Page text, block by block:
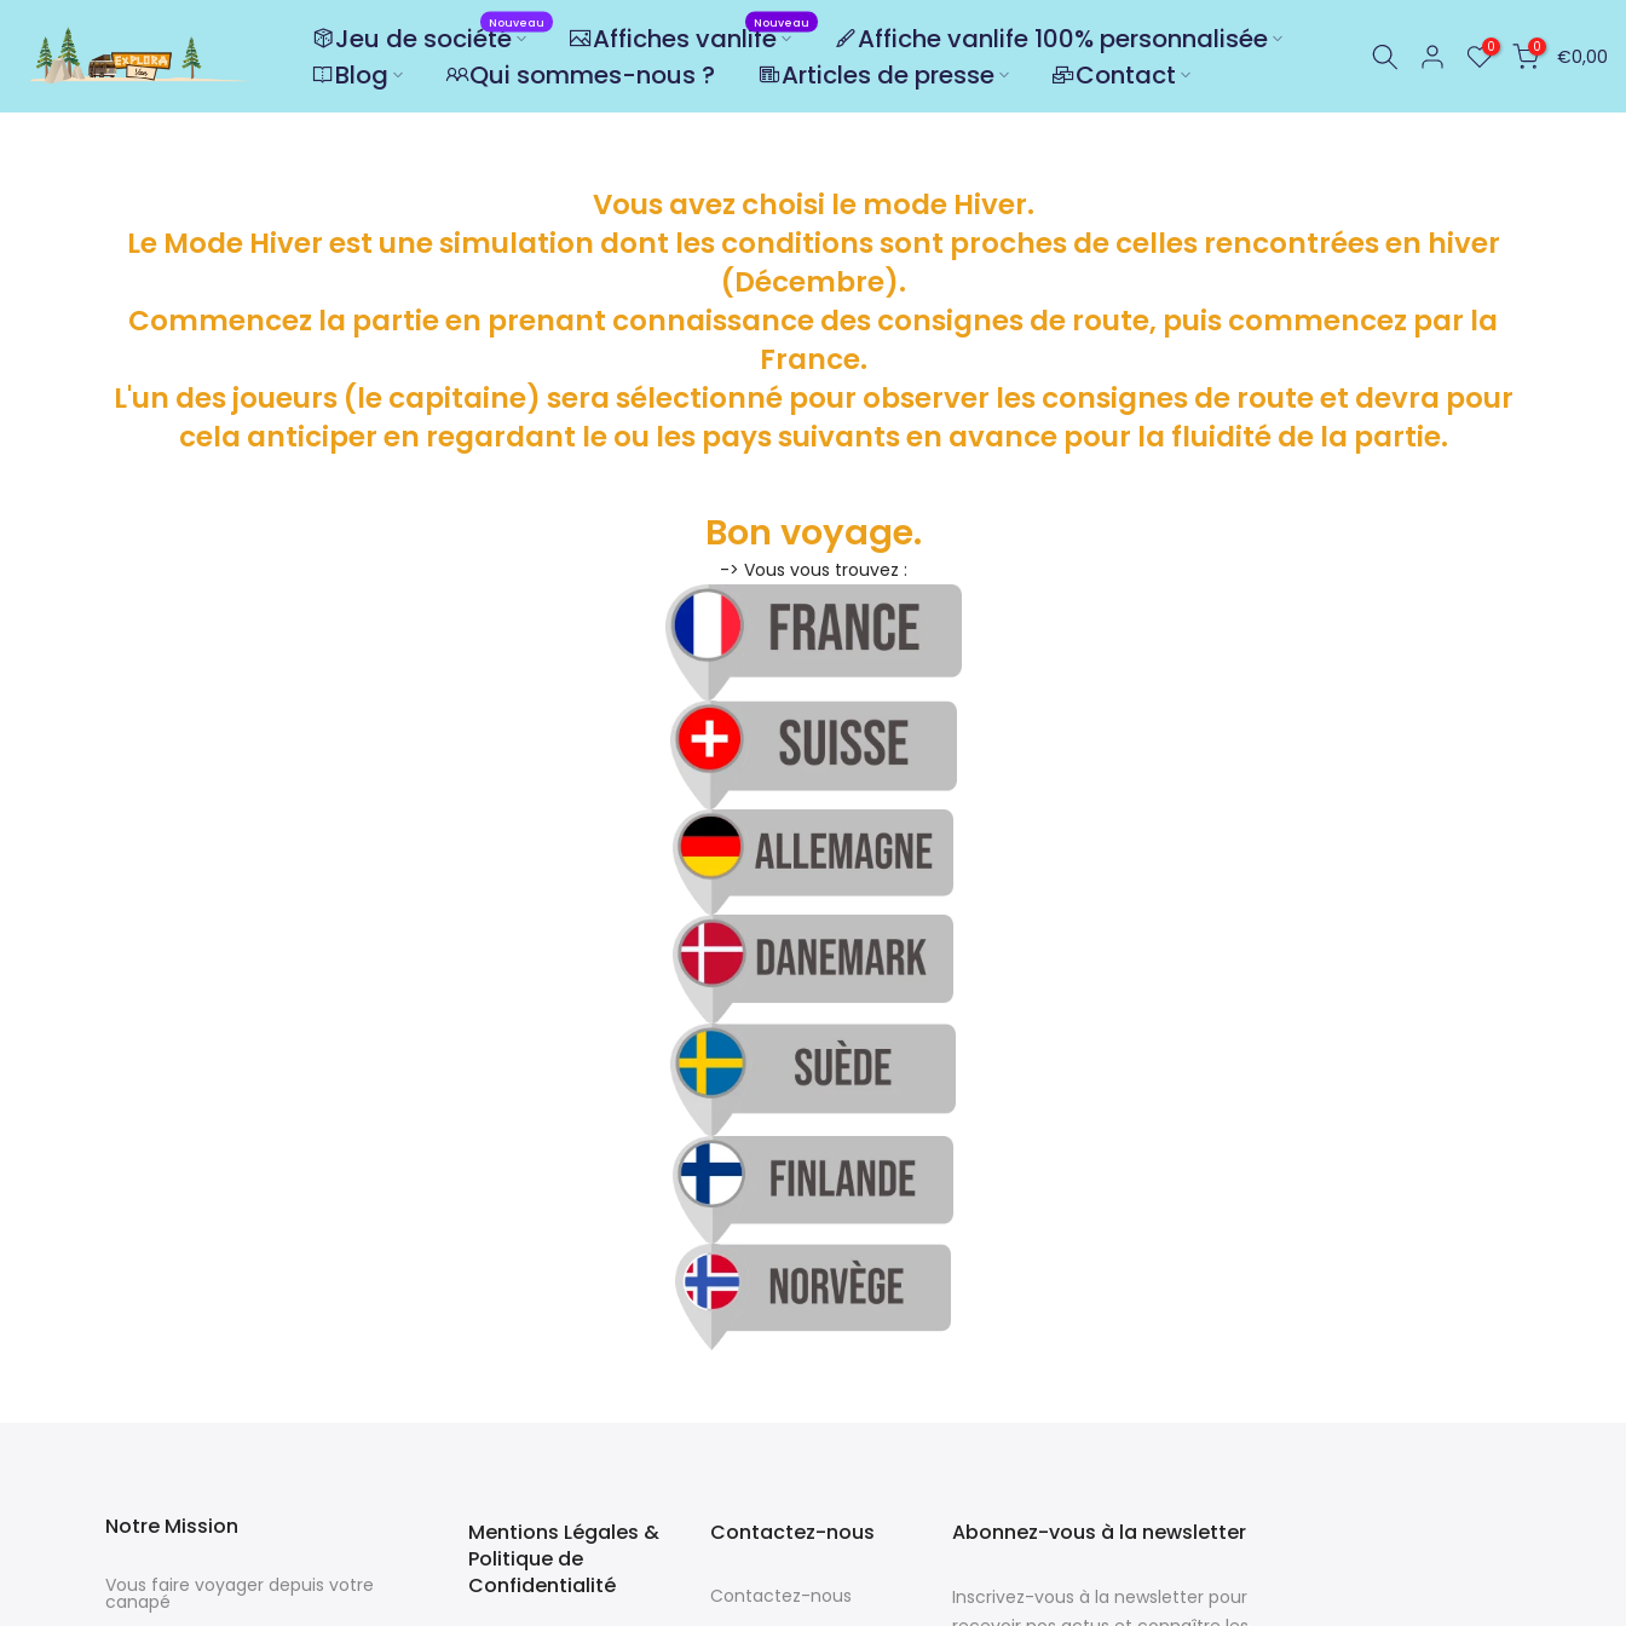
Ignorer
passer
au
Jeu de sociétéNouveau Affiches vanlifeNouveau
Affiche vanlife 100% personnalisée
Blog
Qui sommes-nous ? Articles de presse Contact
0 0 €0,00
Vous avez choisi le mode Hiver.
Le Mode Hiver est une simulation dont les conditions sont proches de celles rencontrées en hiver
(Décembre).
Commencez la partie en prenant connaissance des consignes de route, puis commencez par la
France.
L'un des joueurs (le capitaine) sera sélectionné pour observer les consignes de route et devra pour
cela anticiper en regardant le ou les pays suivants en avance pour la fluidité de la partie.
Bon voyage.
-> Vous vous trouvez :
Notre Mission
Vous faire voyager depuis votre
canapé
Mentions Légales &
Politique de
Confidentialité
Contactez-nous
Contactez-nous
Abonnez-vous à la newsletter
Inscrivez-vous à la newsletter pour